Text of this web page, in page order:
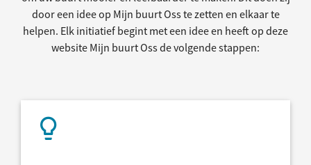
door een idee op Mijn buurt Oss te zetten en elkaar te
helpen. Elk initiatief begint met een idee en heeft op deze
website Mijn buurt Oss de volgende stappen: